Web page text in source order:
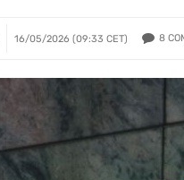
16/05/2026 (09:33 CET) 8